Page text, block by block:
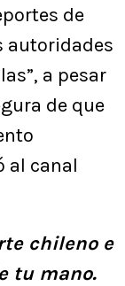
de
autoridades
a pesar
de que
al canal
chileno e
tu mano.